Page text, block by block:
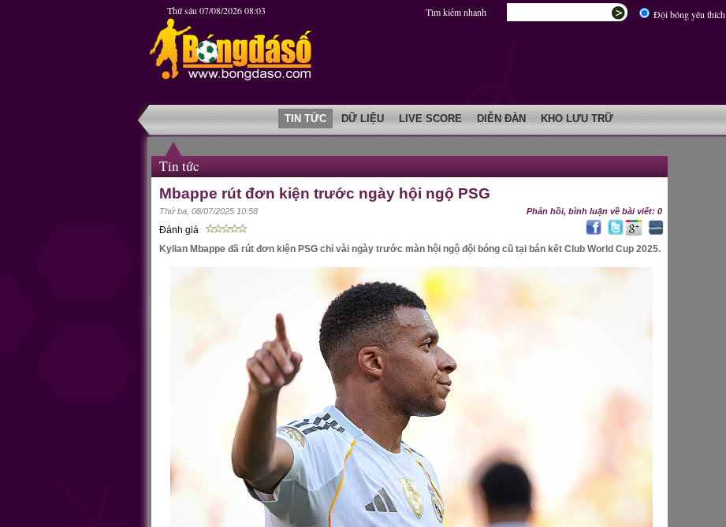
Thứ sáu 07/08/2026 08:03 Đội bóng yêu thích
Tìm kiếm nhanh
TIN TỨC DỮ LIỆU LIVE SCORE DIỄN ĐÀN KHO LƯU TRỮ
Tin tức
Mbappe rút đơn kiện trước ngày hội ngộ PSG
Thứ ba, 08/07/2025 10:58 Phản hồi, bình luận về bài viết: 0
Đánh giá
Kylian Mbappe đã rút đơn kiện PSG chỉ vài ngày trước màn hội ngộ đội bóng cũ tại bán kết Club World Cup 2025.